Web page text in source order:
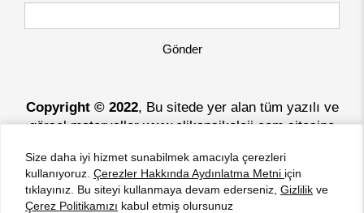
Size daha iyi hizmet sunabilmek amacıyla çerezleri
kullanıyoruz. Çerezler Hakkında Aydınlatma Metni için
tıklayınız. Bu siteyi kullanmaya devam ederseniz, Gizlilik ve
Çerez Politikamızı kabul etmiş olursunuz
Gönder
Copyright © 2022, Bu sitede yer alan tüm yazılı ve
görsel materyaller www.elikapsikoloji.com sitesine
Bu siteEla Design Yazılımları ile hazırlanmıştır.